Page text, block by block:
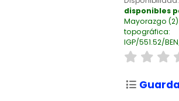
disponibles
Mayorazgo (2)
topográfica:
IGP/551.52/